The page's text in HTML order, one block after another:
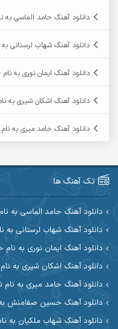
آرین صیادی
آرین مریدی
آوات بوکانی
آیت احمدنژاد
ابراهیم شمس
ابی حسینی
دانلود آهنگ حامد الماسی به
دانلود آهنگ شهاب لرستانی به
دانلود آهنگ ایمان نوری به نام
دانلود آهنگ اشکان شیری به
دانلود آهنگ حامد میری به
تک آهنگ ها
دانلود آهنگ حامد الماسی به
دانلود آهنگ شهاب لرستانی به
دانلود آهنگ ایمان نوری به نام
دانلود آهنگ اشکان شیری به
دانلود آهنگ حامد میری به
دانلود آهنگ حسین صفامنش به
دانلود آهنگ شهاب ملکیان به